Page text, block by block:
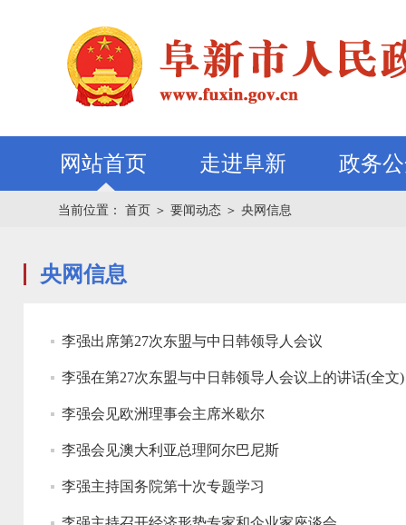
网站首页 走进阜新 政务
当前位置： 首页 ＞ 要闻动态 ＞ 央网信息
央网信息
李强出席第27次东盟与中日韩领导人会议
李强在第27次东盟与中日韩领导人会议上的讲话(全文)
李强会见欧洲理事会主席米歇尔
李强会见澳大利亚总理阿尔巴尼斯
李强主持国务院第十次专题学习